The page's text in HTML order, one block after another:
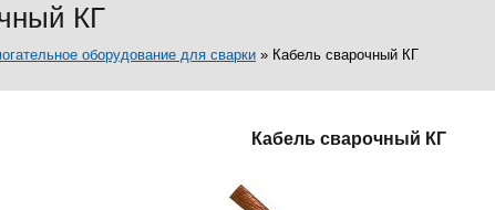
КГ
оборудование для сварки » Кабель сварочный КГ
Кабель сварочный КГ